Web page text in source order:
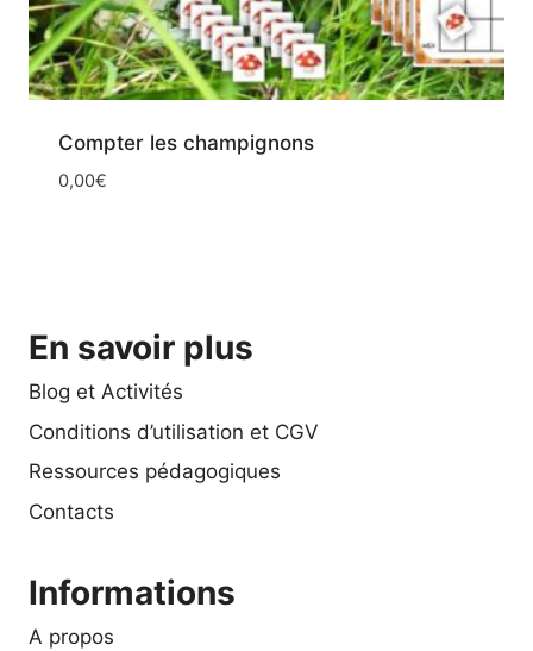
Compter les champignons
0,00€
En savoir plus
Blog et Activités
Conditions d’utilisation et CGV
Ressources pédagogiques
Contacts
Informations
A propos